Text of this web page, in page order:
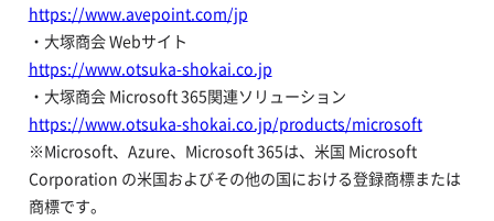
https://www.avepoint.com/jp
・大塚商会 Webサイト
https://www.otsuka-shokai.co.jp
・大塚商会 Microsoft 365関連ソリューション
https://www.otsuka-shokai.co.jp/products/microsoft
※Microsoft、Azure、Microsoft 365は、米国 Microsoft
Corporation の米国およびその他の国における登録商標または
商標です。